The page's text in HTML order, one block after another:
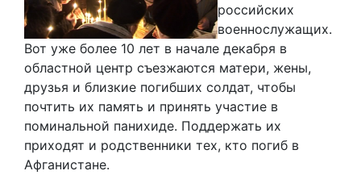
российских
военнослужащих.
Вот уже более 10 лет в начале декабря в
областной центр съезжаются матери, жены,
друзья и близкие погибших солдат, чтобы
почтить их память и принять участие в
поминальной панихиде. Поддержать их
приходят и родственники тех, кто погиб в
Афганистане.